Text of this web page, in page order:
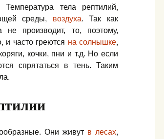
Температура тела рептилий,
среды, воздуха. Так как
не производит, то, поэтому,
и часто греются на солнышке,
кочки, пни и т.д. Но если
спрятаться в тень. Таким
Они живут в лесах,